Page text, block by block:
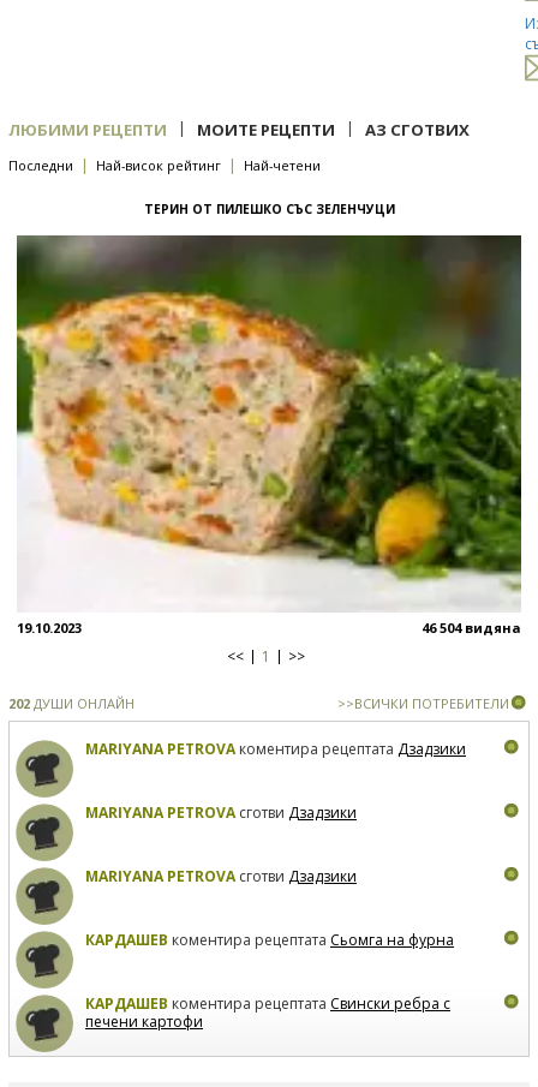
ЛЮБИМИ РЕЦЕПТИ | МОИТЕ РЕЦЕПТИ | АЗ СГОТВИХ
Последни | Най-висок рейтинг | Най-четени
ТЕРИН ОТ ПИЛЕШКО СЪС ЗЕЛЕНЧУЦИ
19.10.2023 46 504 видяна
<< 1 >>
202 ДУШИ ОНЛАЙН >>ВСИЧКИ ПОТРЕБИТЕЛИ
MARIYANA PETROVAкоментира рецептата Дзадзики
MARIYANA PETROVAсготви Дзадзики
MARIYANA PETROVAсготви Дзадзики
КАРДАШЕВ коментира рецептата Сьомга на фурна
КАРДАШЕВ коментира рецептата Свински ребра с
печени картофи